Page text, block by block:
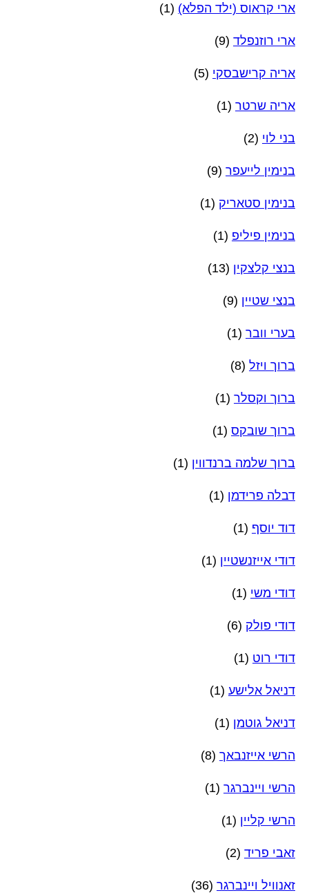
ארי קראוס (ילד הפלא) (1)
ארי רוזנפלד (9)
אריה קרישבסקי (5)
אריה שרטר (1)
בני לוי (2)
בנימין לייעפר (9)
בנימין סטאריק (1)
בנימין פיליפ (1)
בנצי קלצקין (13)
בנצי שטיין (9)
בערי וובר (1)
ברוך ויזל (8)
ברוך וקסלר (1)
ברוך שובקס (1)
ברוך שלמה ברנדווין (1)
דבלה פרידמן (1)
דוד יוסף (1)
דודי אייזנשטיין (1)
דודי משי (1)
דודי פולק (6)
דודי רוט (1)
דניאל אלישע (1)
דניאל גוטמן (1)
הרשי אייזנבאך (8)
הרשי ויינברגר (1)
הרשי קליין (1)
זאבי פריד (2)
זאנוויל ויינברגר (36)